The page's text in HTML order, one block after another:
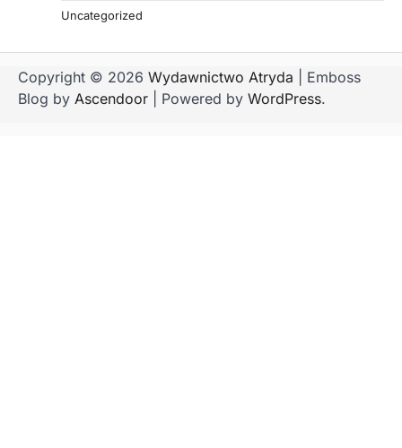
Uncategorized
Copyright © 2026 Wydawnictwo Atryda | Emboss
Blog by Ascendoor | Powered by WordPress.